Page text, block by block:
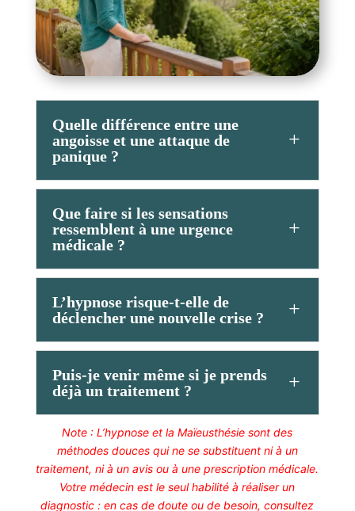
Quelle différence entre une
angoisse et une attaque de
panique ?
Que faire si les sensations
ressemblent à une urgence
médicale ?
L’hypnose risque-t-elle de
déclencher une nouvelle crise ?
Puis-je venir même si je prends
déjà un traitement ?
Note : L’hypnose et la Maïeusthésie sont des
méthodes douces qui ne se substituent ni à un
traitement, ni à un avis ou à une prescription médicale.
Votre médecin est le seul habilité à réaliser un
diagnostic : en cas de doute ou de besoin, consultez